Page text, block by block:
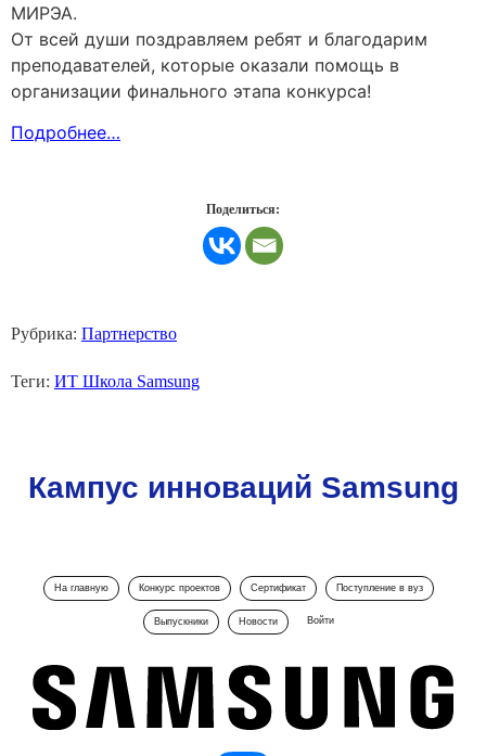
МИРЭА.
От всей души поздравляем ребят и благодарим
преподавателей, которые оказали помощь в
организации финального этапа конкурса!
Подробнее…
Поделиться:
Рубрика: Партнерство
Теги: ИТ Школа Samsung
Кампус инноваций Samsung
На главную Конкурс проектов Сертификат Поступление в вуз
Выпускники Новости Войти